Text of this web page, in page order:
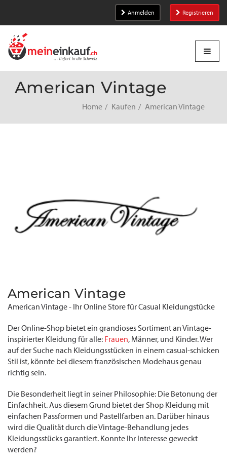
Anmelden Registrieren
American Vintage
Home Kaufen American Vintage
American Vintage
American Vintage - Ihr Online Store für Casual Kleidungstücke
Der Online-Shop bietet ein grandioses Sortiment an Vintage-
inspirierter Kleidung für alle: Frauen, Männer, und Kinder. Wer
auf der Suche nach Kleidungsstücken in einem casual-schicken
Stil ist, könnte bei diesem französischen Modehaus genau
richtig sein.
Die Besonderheit liegt in seiner Philosophie: Die Betonung der
Einfachheit. Aus diesem Grund bietet der Shop Kleidung mit
einfachen Passformen und Pastellfarben an. Darüber hinaus
wird die Qualität durch die Vintage-Behandlung jedes
Kleidungsstücks garantiert. Konnte Ihr Interesse geweckt
werden?